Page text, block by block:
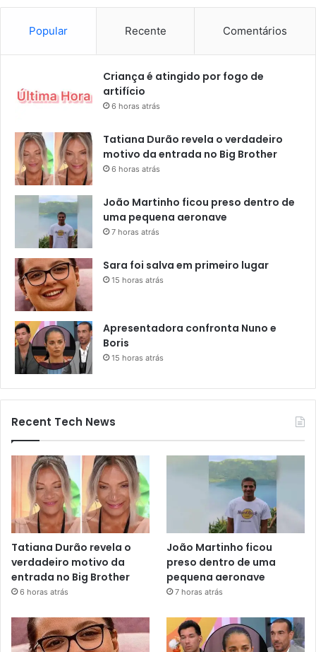
Popular Recente Comentários
Criança é atingido por fogo de
artifício
6 horas atrás
Tatiana Durão revela o verdadeiro
motivo da entrada no Big Brother
6 horas atrás
João Martinho ficou preso dentro de
uma pequena aeronave
7 horas atrás
Sara foi salva em primeiro lugar
15 horas atrás
Apresentadora confronta Nuno e
Boris
15 horas atrás
Recent Tech News
Tatiana Durão revela o
verdadeiro motivo da
entrada no Big Brother
6 horas atrás
João Martinho ficou
preso dentro de uma
pequena aeronave
7 horas atrás